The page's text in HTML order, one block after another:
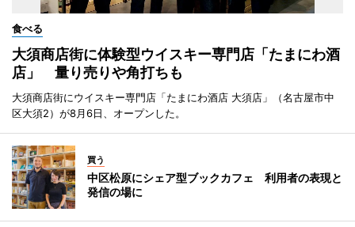
食べる
大須商店街に体験型ウイスキー専門店「たまにわ酒
店」 量り売りや角打ちも
大須商店街にウイスキー専門店「たまにわ酒店 大須店」（名古屋市中
区大須2）が8月6日、オープンした。
買う
中区松原にシェア型ブックカフェ 利用者の表現と
発信の場に